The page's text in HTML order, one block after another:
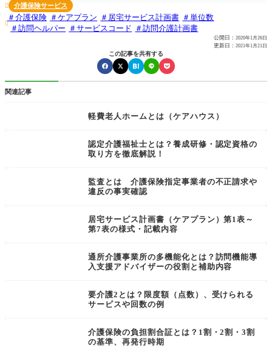
 介護保険サービス

介護保険 ケアプラン 居宅サービス計画書
単位数
訪問ヘルパー
サービスコード 訪問介護計画書
公開日： 2020年1月26日
更新日： 2021年1月21日
この記事を共有する
関連記事
軽費老人ホームとは（ケアハウス）
認定介護福祉士とは？養成研修・認定資格の
取り方を徹底解説！
監査とは 介護保険指定事業者の不正請求や
違反の事実確認
居宅サービス計画書（ケアプラン）第1表～
第7表の様式・記載内容
通所介護事業所の多機能化とは？訪問機能導
入支援アドバイザーの役割と補助内容
要介護2とは？限度額（点数）、受けられる
サービスや回数の例
介護保険の負担割合証とは？1割・2割・3割
の基準、再発行時期